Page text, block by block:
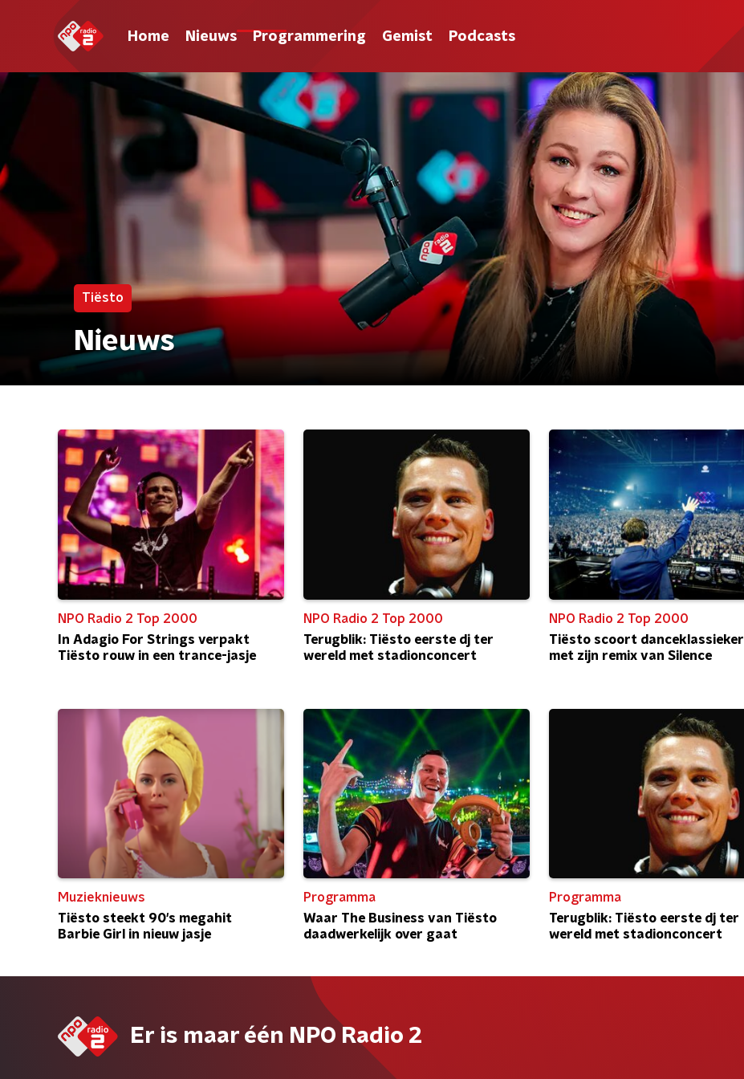
Home Nieuws Programmering Gemist Podcasts
Tiësto
Nieuws
NPO Radio 2 Top 2000
In Adagio For Strings verpakt
Tiësto rouw in een trance-jasje
NPO Radio 2 Top 2000
Terugblik: Tiësto eerste dj ter
wereld met stadionconcert
NPO Radio 2 Top 2000
Tiësto scoort danceklassieker
met zijn remix van Silence
Muzieknieuws
Tiësto steekt 90's megahit
Barbie Girl in nieuw jasje
Programma
Waar The Business van Tiësto
daadwerkelijk over gaat
Programma
Terugblik: Tiësto eerste dj ter
wereld met stadionconcert
Er is maar één NPO Radio 2